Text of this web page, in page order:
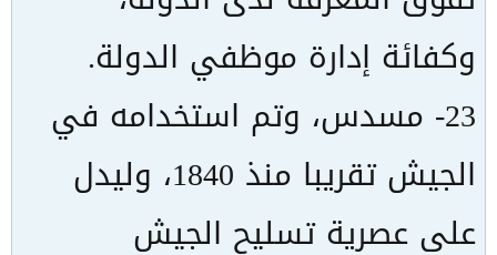
وكفائة إدارة موظفي الدولة.
23- مسدس، وتم استخدامه في
الجيش تقريبا منذ 1840، وليدل
على عصرية تسليح الجيش